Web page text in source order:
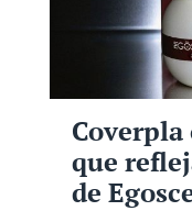
que
de